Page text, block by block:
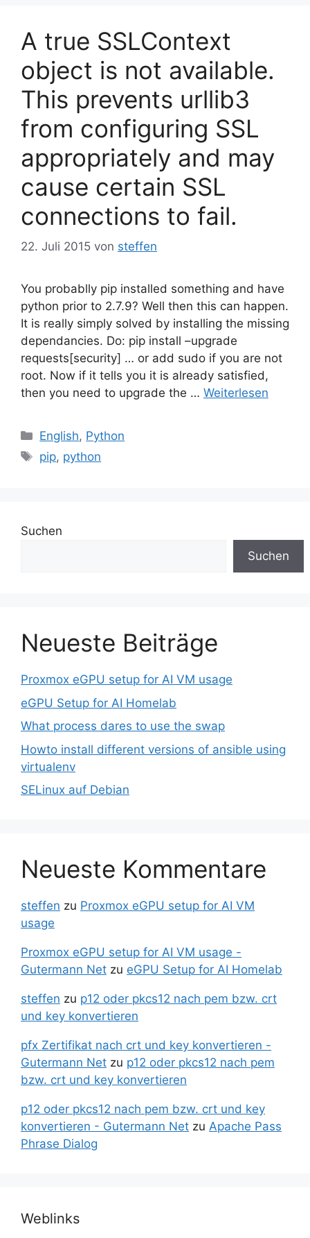
A true SSLContext
object is not available.
This prevents urllib3
from configuring SSL
appropriately and may
cause certain SSL
connections to fail.
22. Juli 2015 von steffen
You probablly pip installed something and have
python prior to 2.7.9? Well then this can happen.
It is really simply solved by installing the missing
dependancies. Do: pip install –upgrade
requests[security] … or add sudo if you are not
root. Now if it tells you it is already satisfied,
then you need to upgrade the … Weiterlesen
Kategorien
English, Python
Schlagwörter
pip, python
Suchen
Suchen
Neueste Beiträge
Proxmox eGPU setup for AI VM usage
eGPU Setup for AI Homelab
What process dares to use the swap
Howto install different versions of ansible using
virtualenv
SELinux auf Debian
Neueste Kommentare
steffen zu Proxmox eGPU setup for AI VM
usage
Proxmox eGPU setup for AI VM usage -
Gutermann Net zu eGPU Setup for AI Homelab
steffen zu p12 oder pkcs12 nach pem bzw. crt
und key konvertieren
pfx Zertifikat nach crt und key konvertieren -
Gutermann Net zu p12 oder pkcs12 nach pem
bzw. crt und key konvertieren
p12 oder pkcs12 nach pem bzw. crt und key
konvertieren - Gutermann Net zu Apache Pass
Phrase Dialog
Weblinks